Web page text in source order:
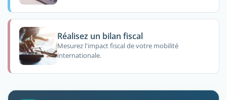
Réalisez un bilan fiscal
Mesurez l'impact fiscal de votre mobilité
internationale.